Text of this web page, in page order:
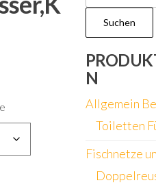
nach:
Suchen
N
Allgemein
Toiletten
Fischnetze